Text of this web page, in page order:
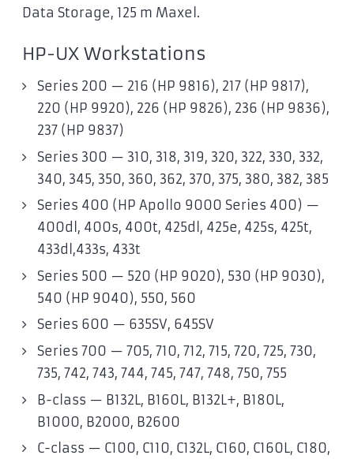
Data Storage, 125 m Maxel.
HP-UX Workstations
Series 200 — 216 (HP 9816), 217 (HP 9817),
220 (HP 9920), 226 (HP 9826), 236 (HP 9836),
237 (HP 9837)
Series 300 — 310, 318, 319, 320, 322, 330, 332,
340, 345, 350, 360, 362, 370, 375, 380, 382, 385
Series 400 (HP Apollo 9000 Series 400) —
400dl, 400s, 400t, 425dl, 425e, 425s, 425t,
433dl,433s, 433t
Series 500 — 520 (HP 9020), 530 (HP 9030),
540 (HP 9040), 550, 560
Series 600 — 635SV, 645SV
Series 700 — 705, 710, 712, 715, 720, 725, 730,
735, 742, 743, 744, 745, 747, 748, 750, 755
B-class — B132L, B160L, B132L+, B180L,
B1000, B2000, B2600
C-class — C100, C110, C132L, C160, C160L, C180,